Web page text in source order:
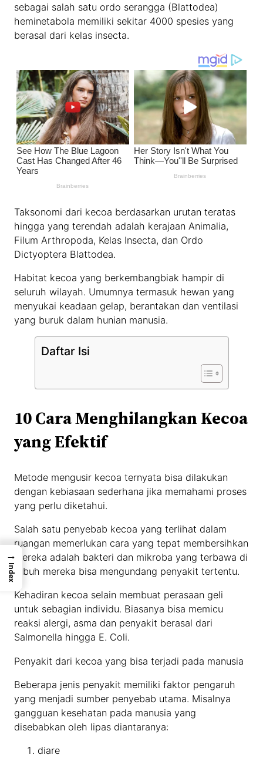
sebagai salah satu ordo serangga (Blattodea)
heminetabola memiliki sekitar 4000 spesies yang
berasal dari kelas insecta.
Taksonomi dari kecoa berdasarkan urutan teratas
hingga yang terendah adalah kerajaan Animalia,
Filum Arthropoda, Kelas Insecta, dan Ordo
Dictyoptera Blattodea.
Habitat kecoa yang berkembangbiak hampir di
seluruh wilayah. Umumnya termasuk hewan yang
menyukai keadaan gelap, berantakan dan ventilasi
yang buruk dalam hunian manusia.
Daftar Isi
10 Cara Menghilangkan Kecoa
yang Efektif
Metode mengusir kecoa ternyata bisa dilakukan
dengan kebiasaan sederhana jika memahami proses
yang perlu diketahui.
Salah satu penyebab kecoa yang terlihat dalam
ruangan memerlukan cara yang tepat membersihkan
mereka adalah bakteri dan mikroba yang terbawa di
tubuh mereka bisa mengundang penyakit tertentu.
Kehadiran kecoa selain membuat perasaan geli
untuk sebagian individu. Biasanya bisa memicu
reaksi alergi, asma dan penyakit berasal dari
Salmonella hingga E. Coli.
Penyakit dari kecoa yang bisa terjadi pada manusia
Beberapa jenis penyakit memiliki faktor pengaruh
yang menjadi sumber penyebab utama. Misalnya
gangguan kesehatan pada manusia yang
disebabkan oleh lipas diantaranya:
diare
→
Index